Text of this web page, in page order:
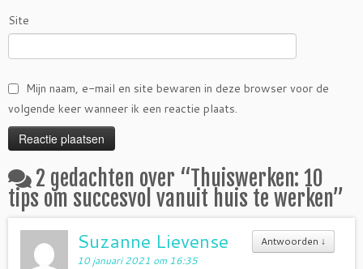
Site
Mijn naam, e-mail en site bewaren in deze browser voor de
volgende keer wanneer ik een reactie plaats.
2 gedachten over “Thuiswerken: 10
tips om succesvol vanuit huis te werken”
Antwoorden ↓
Suzanne Lievense
10 januari 2021 om 16:35